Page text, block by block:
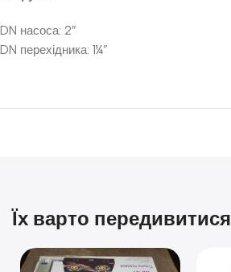
DN насоса: 2″
DN перехідника: 1¼”
Їх варто передивитися